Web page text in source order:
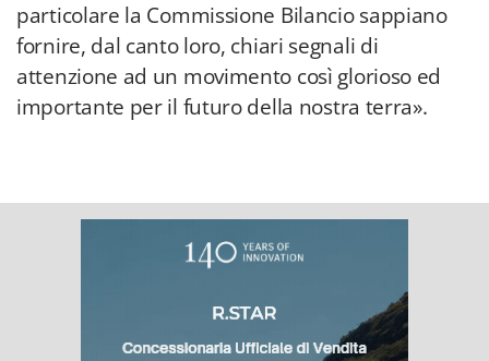
particolare la Commissione Bilancio sappiano
fornire, dal canto loro, chiari segnali di
attenzione ad un movimento così glorioso ed
importante per il futuro della nostra terra».